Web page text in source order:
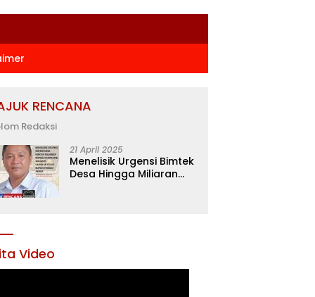
RENCANA
Redaksi
21 April 2025
Menelisik Urgensi Bimtek
Desa Hingga Miliaran
Video